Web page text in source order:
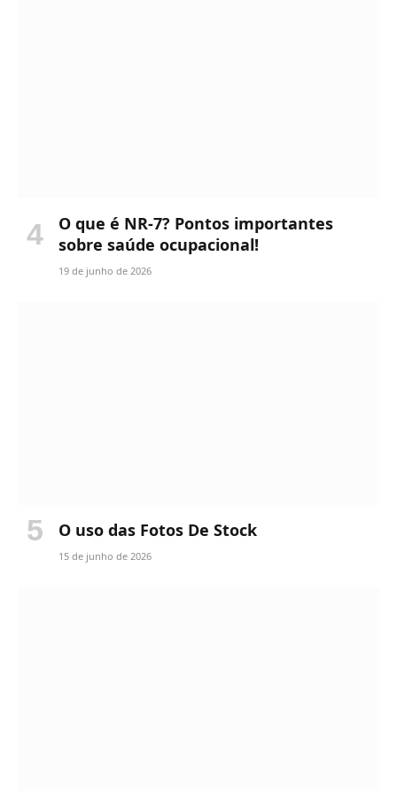
O que é NR-7? Pontos importantes
sobre saúde ocupacional!
19 de junho de 2026
O uso das Fotos De Stock
15 de junho de 2026